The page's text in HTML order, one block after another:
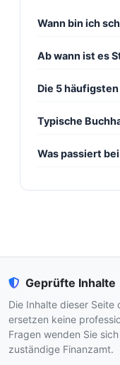
Wann bin ich
Ab wann ist es
Die 5
Typische
Was passiert
Geprüfte Inhalte
Die Inhalte dieser Seite
ersetzen keine
Fragen wenden Sie
zuständige Finanzamt.